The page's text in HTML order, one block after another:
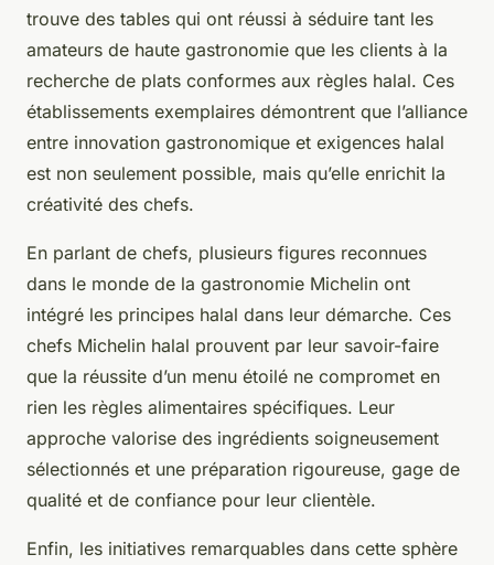
trouve des tables qui ont réussi à séduire tant les
amateurs de haute gastronomie que les clients à la
recherche de plats conformes aux règles halal. Ces
établissements exemplaires démontrent que l’alliance
entre innovation gastronomique et exigences halal
est non seulement possible, mais qu’elle enrichit la
créativité des chefs.
En parlant de chefs, plusieurs figures reconnues
dans le monde de la gastronomie Michelin ont
intégré les principes halal dans leur démarche. Ces
chefs Michelin halal prouvent par leur savoir-faire
que la réussite d’un menu étoilé ne compromet en
rien les règles alimentaires spécifiques. Leur
approche valorise des ingrédients soigneusement
sélectionnés et une préparation rigoureuse, gage de
qualité et de confiance pour leur clientèle.
Enfin, les initiatives remarquables dans cette sphère